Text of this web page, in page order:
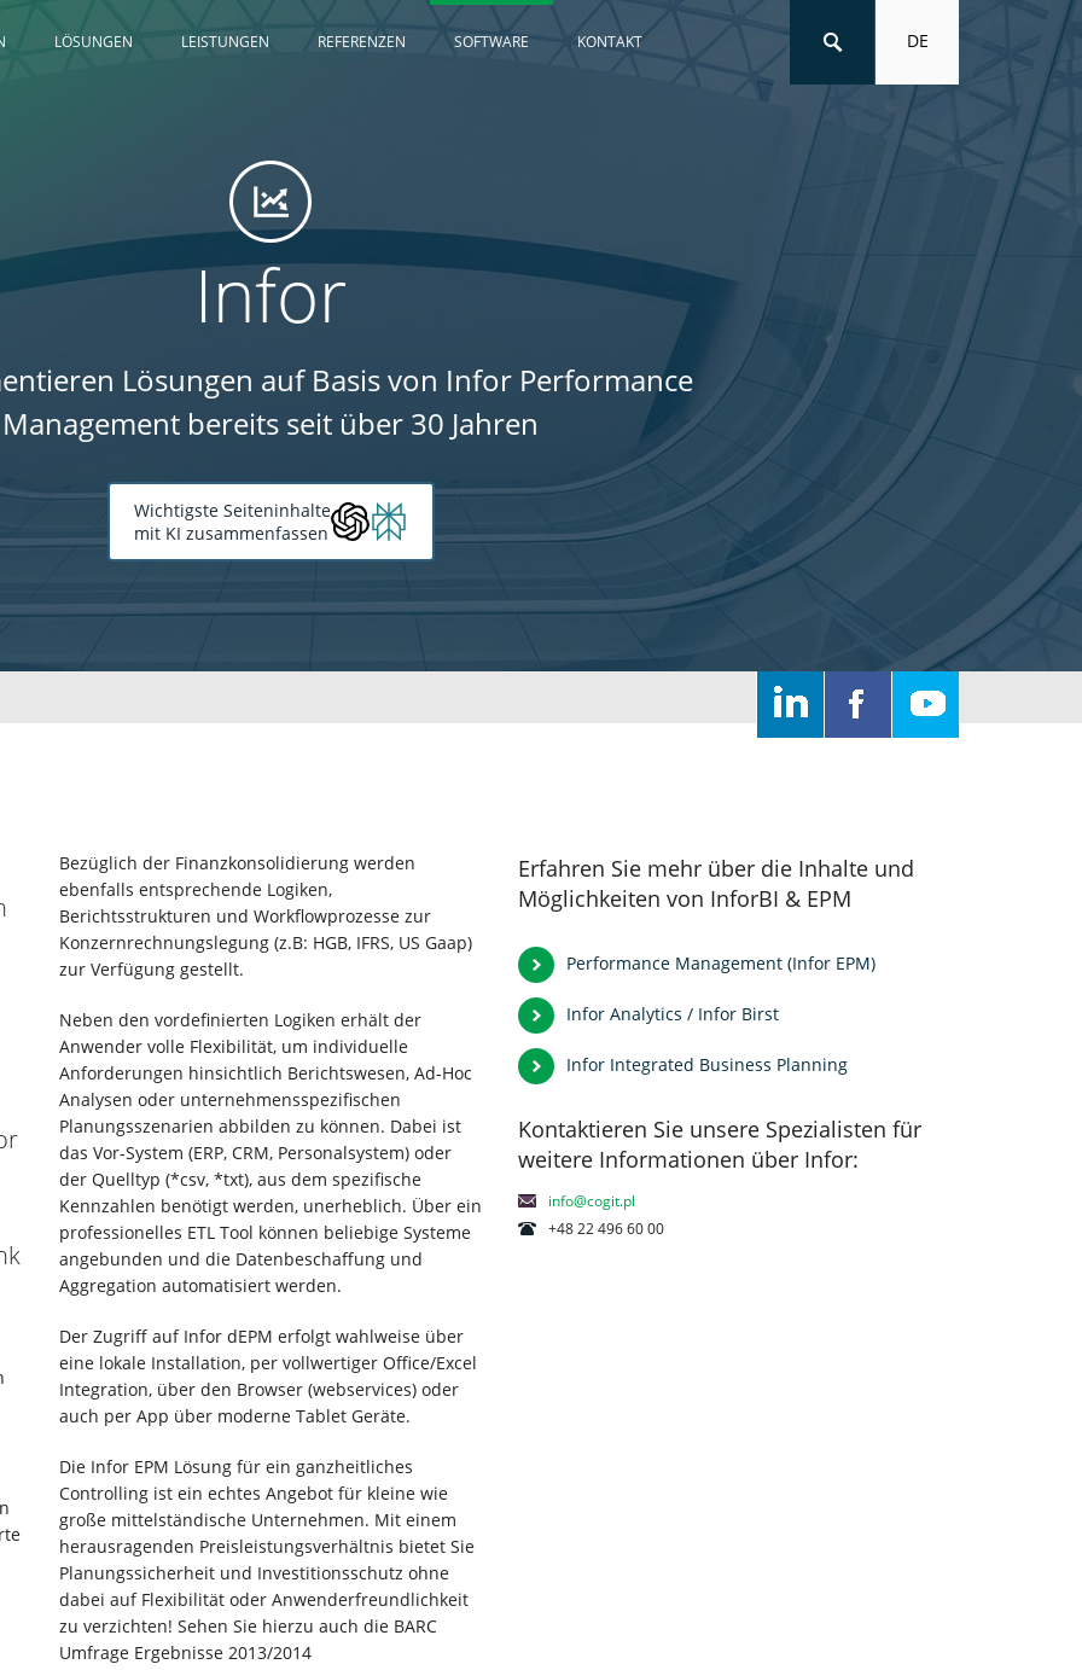
LÖSUNGEN LEISTUNGEN REFERENZEN SOFTWARE KONTAKT DE
Infor
Lösungen auf Basis von Infor Performance
Management bereits seit über 30 Jahren
Wichtigste Seiteninhalte
mit KI zusammenfassen
Erfahren Sie mehr über die Inhalte und
Möglichkeiten von InforBI & EPM
Performance Management (Infor EPM)
Infor Analytics / Infor Birst
Infor Integrated Business Planning
Kontaktieren Sie unsere Spezialisten für
weitere Informationen über Infor:
info@cogit.pl
+48 22 496 60 00
Bezüglich der Finanzkonsolidierung werden
ebenfalls entsprechende Logiken,
Berichtsstrukturen und Workflowprozesse zur
Konzernrechnungslegung (z.B: HGB, IFRS, US Gaap)
zur Verfügung gestellt.
Neben den vordefinierten Logiken erhält der
Anwender volle Flexibilität, um individuelle
Anforderungen hinsichtlich Berichtswesen, Ad-Hoc
Analysen oder unternehmensspezifischen
Planungsszenarien abbilden zu können. Dabei ist
das Vor-System (ERP, CRM, Personalsystem) oder
der Quelltyp (*csv, *txt), aus dem spezifische
Kennzahlen benötigt werden, unerheblich. Über ein
professionelles ETL Tool können beliebige Systeme
angebunden und die Datenbeschaffung und
Aggregation automatisiert werden.
Der Zugriff auf Infor dEPM erfolgt wahlweise über
eine lokale Installation, per vollwertiger Office/Excel
Integration, über den Browser (webservices) oder
auch per App über moderne Tablet Geräte.
Die Infor EPM Lösung für ein ganzheitliches
Controlling ist ein echtes Angebot für kleine wie
große mittelständische Unternehmen. Mit einem
herausragenden Preisleistungsverhältnis bietet Sie
Planungssicherheit und Investitionsschutz ohne
dabei auf Flexibilität oder Anwenderfreundlichkeit
zu verzichten! Sehen Sie hierzu auch die BARC
Umfrage Ergebnisse 2013/2014